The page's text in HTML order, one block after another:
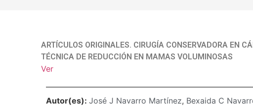
ARTÍCULOS ORIGINALES. CIRUGÍA CONSERVADORA EN
TÉCNICA DE REDUCCIÓN EN MAMAS VOLUMINOSAS
Ver
Autor(es): José J Navarro Martínez, Bexaida C